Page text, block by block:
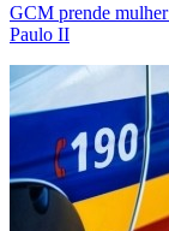
GCM prende
Paulo II